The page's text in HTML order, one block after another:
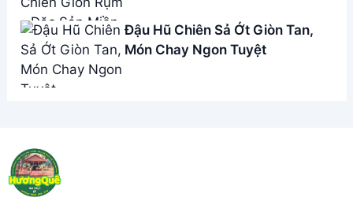
Đậu Hũ Chiên Sả Ớt Giòn Tan,
Món Chay Ngon Tuyệt